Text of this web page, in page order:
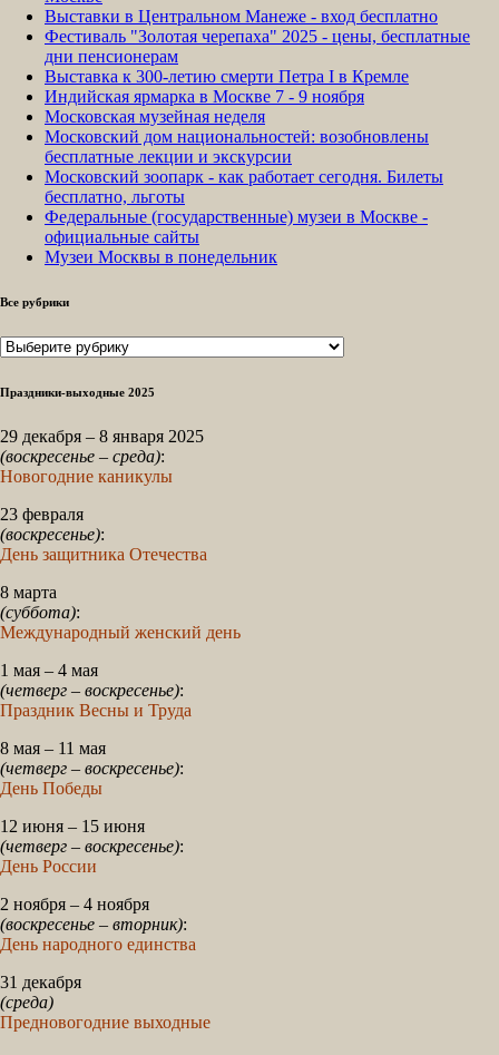
Выставки в Центральном Манеже - вход бесплатно
Фестиваль "Золотая черепаха" 2025 - цены, бесплатные
дни пенсионерам
Выставка к 300-летию смерти Петра I в Кремле
Индийская ярмарка в Москве 7 - 9 ноября
Московская музейная неделя
Московский дом национальностей: возобновлены
бесплатные лекции и экскурсии
Московский зоопарк - как работает сегодня. Билеты
бесплатно, льготы
Федеральные (государственные) музеи в Москве -
официальные сайты
Музеи Москвы в понедельник
Все рубрики
Все
Праздники-выходные 2025
29 декабря – 8 января 2025
(воскресенье – среда):
Новогодние каникулы
23 февраля
(воскресенье):
День защитника Отечества
8 марта
(суббота):
Международный женский день
1 мая – 4 мая
(четверг – воскресенье):
Праздник Весны и Труда
8 мая – 11 мая
(четверг – воскресенье):
День Победы
12 июня – 15 июня
(четверг – воскресенье):
День России
2 ноября – 4 ноября
(воскресенье – вторник):
День народного единства
31 декабря
(среда)
Предновогодние выходные